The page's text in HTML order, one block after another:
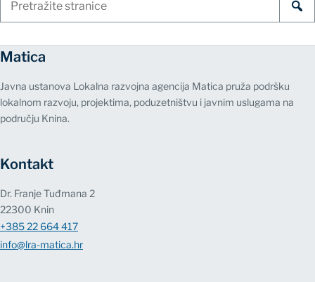
Matica
Javna ustanova Lokalna razvojna agencija Matica pruža podršku
lokalnom razvoju, projektima, poduzetništvu i javnim uslugama na
području Knina.
Kontakt
Dr. Franje Tuđmana 2
22300 Knin
+385 22 664 417
info@lra-matica.hr